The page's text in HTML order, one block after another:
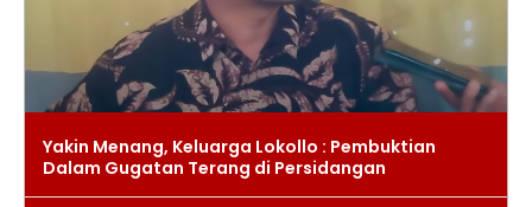
Yakin Menang, Keluarga Lokollo : Pembuktian
Dalam Gugatan Terang di Persidangan